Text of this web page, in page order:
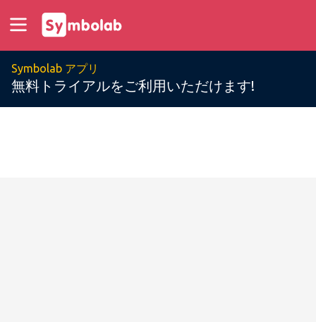
Symbolab アプリ
無料トライアルをご利用いただけます!